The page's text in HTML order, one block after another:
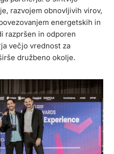
razvojem obnovljivih virov,
energetskih in
razpršen in odporen
večjo vrednost za
družbeno okolje.